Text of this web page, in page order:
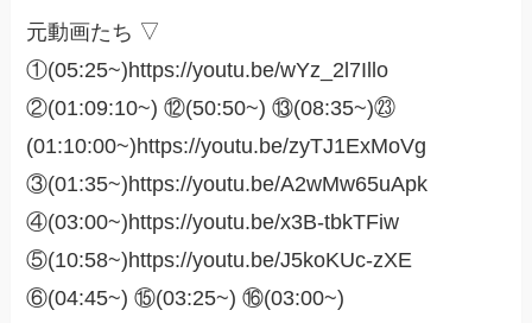
元動画たち ▽
①(05:25~)https://youtu.be/wYz_2l7Illo
②(01:09:10~) ⑫(50:50~) ⑬(08:35~)㉓
(01:10:00~)https://youtu.be/zyTJ1ExMoVg
③(01:35~)https://youtu.be/A2wMw65uApk
④(03:00~)https://youtu.be/x3B-tbkTFiw
⑤(10:58~)https://youtu.be/J5koKUc-zXE
⑥(04:45~) ⑮(03:25~) ⑯(03:00~)